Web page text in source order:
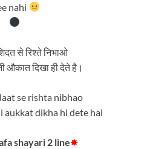
nahi
से रिश्ते निभाओ
औकात दिखा ही देते है।
se rishta nibhao
aukkat dikha hi dete hai
shayari 2 line✸